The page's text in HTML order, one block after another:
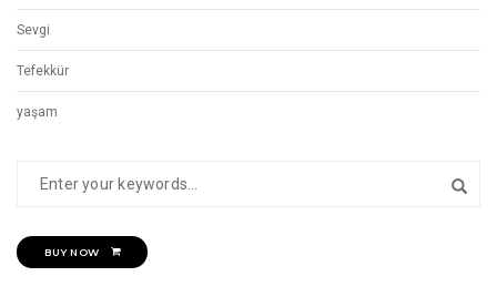
Sevgi
Tefekkür
yaşam
BUY NOW